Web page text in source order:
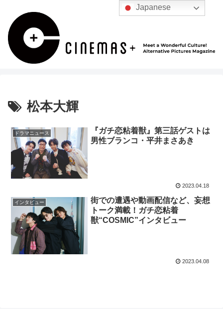
松本大輝
ドラマニュース
『ガチ恋粘着獣』第三話ゲストは
男性ブランコ・平井まさあき
2023.04.18
インタビュー
街での遭遇や動画配信など、妄想
トーク満載！ガチ恋粘着
獣“COSMIC”インタビュー
2023.04.08
Japanese